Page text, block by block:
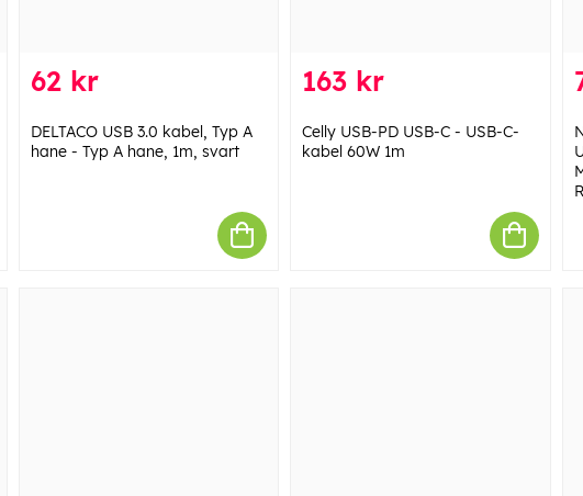
62 kr
DELTACO USB 3.0 kabel, Typ A
hane - Typ A hane, 1m, svart
163 kr
Celly USB-PD USB-C - USB-C-
kabel 60W 1m